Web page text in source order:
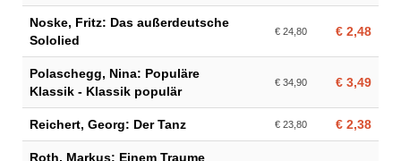
Noske, Fritz: Das außerdeutsche
Sololied
€ 24,80 € 2,48
Polaschegg, Nina: Populäre
Klassik - Klassik populär
€ 34,90 € 3,49
Reichert, Georg: Der Tanz € 23,80 € 2,38
Roth, Markus: Einem Traume